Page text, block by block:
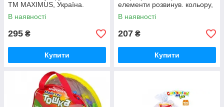
ТМ MAXIMUS, Україна.
В наявності
295 ₴
Купити
елементи розвинув. кольору,
геом.фігури, логіка, в пак.
В наявності
207 ₴
Купити